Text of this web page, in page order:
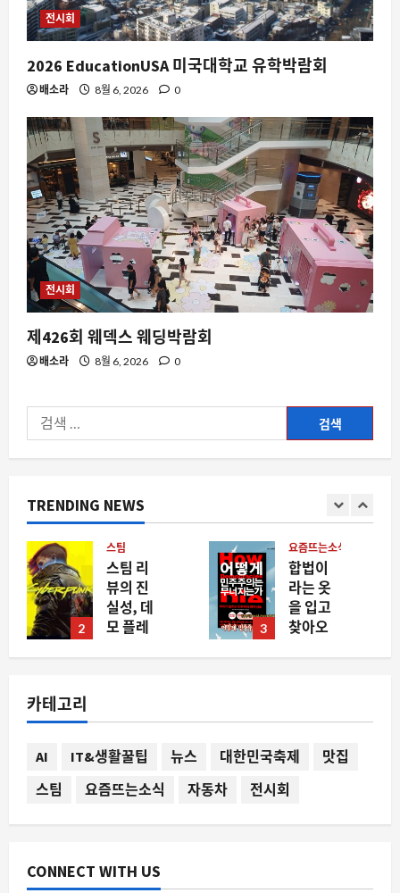
전시회
2026 EducationUSA 미국대학교 유학박람회
배소라 8월 6, 2026 0
전시회
제426회 웨덱스 웨딩박람회
배소라 8월 6, 2026 0
색:
TRENDING NEWS
3
요즘뜨는소식
합법이
라는 옷
을 입고
찾아오
가 주목
는 이유
8월 7,
0
4
스팀
스팀에
서
‘Blast
the
터로 본
임의 생
존 전략
2026
카테고리
AI IT&생활꿀팁 뉴스 대한민국축제
맛집
스팀
요즘뜨는소식 자동차 전시회
CONNECT WITH US